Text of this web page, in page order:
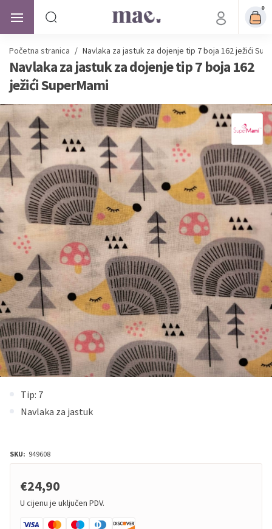
0
Početna stranica / Navlaka za jastuk za dojenje tip 7 boja 162 ježići
Navlaka za jastuk za dojenje tip 7 boja 162
ježići SuperMami
Tip: 7
Navlaka za jastuk
SKU: 949608
€24,90
U cijenu je uključen PDV.